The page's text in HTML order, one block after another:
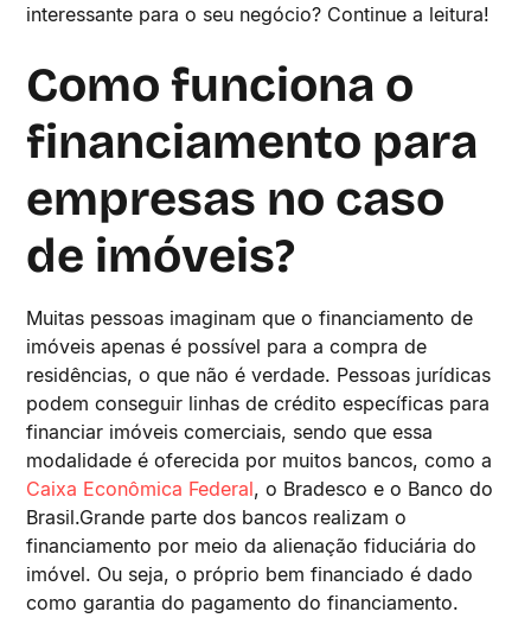
interessante para o seu negócio? Continue a leitura!
Como funciona o
financiamento para
empresas no caso
de imóveis?
Muitas pessoas imaginam que o financiamento de
imóveis apenas é possível para a compra de
residências, o que não é verdade. Pessoas jurídicas
podem conseguir linhas de crédito específicas para
financiar imóveis comerciais, sendo que essa
modalidade é oferecida por muitos bancos, como a
Caixa Econômica Federal, o Bradesco e o Banco do
Brasil.Grande parte dos bancos realizam o
financiamento por meio da alienação fiduciária do
imóvel. Ou seja, o próprio bem financiado é dado
como garantia do pagamento do financiamento.